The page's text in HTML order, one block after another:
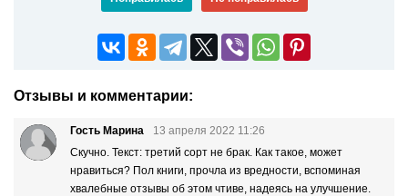
Отзывы и комментарии:
Гость Марина
13 апреля 2022 11:26
Скучно. Текст: третий сорт не брак. Как такое, может
нравиться? Пол книги, прочла из вредности, вспоминая
хвалебные отзывы об этом чтиве, надеясь на улучшение.